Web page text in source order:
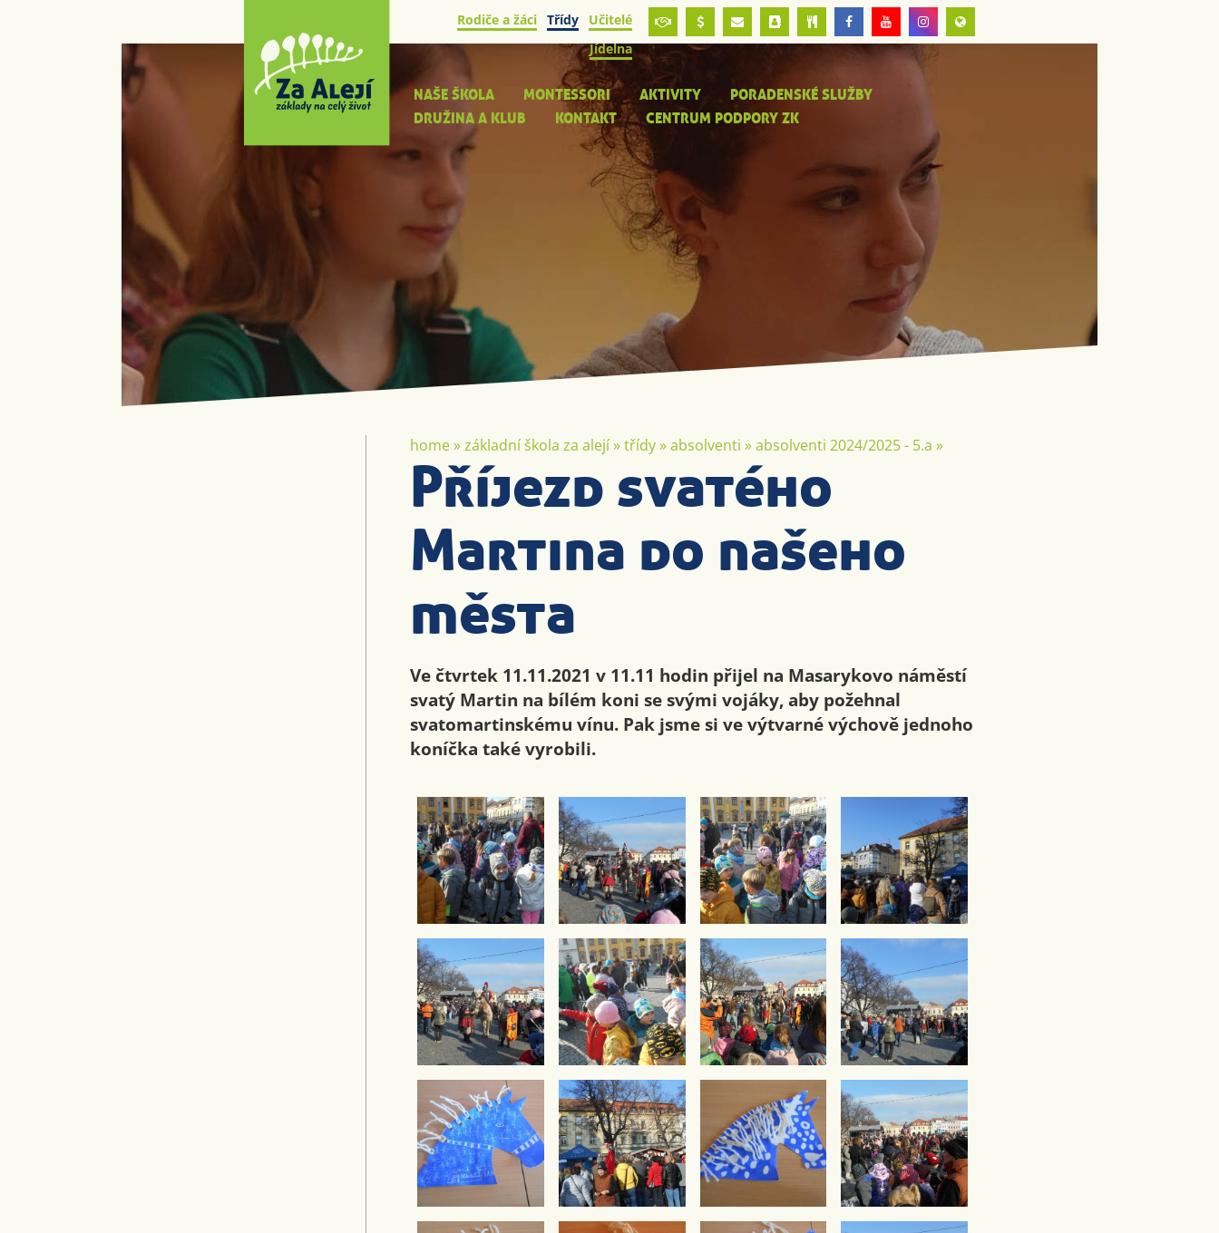
Rodiče a žáci Třídy
Učitelé
Jídelna
NAŠE ŠKOLA MONTESSORI AKTIVITY
PORADENSKÉ SLUŽBY
DRUŽINA A KLUB
KONTAKT CENTRUM PODPORY ZK
home»základní škola za alejí»třídy»absolventi »absolventi 2024/2025 - 5.a »
Příjezd svatého
Martina do našeho
města
Ve čtvrtek 11.11.2021 v 11.11 hodin přijel na Masarykovo náměstí
svatý Martin na bílém koni se svými vojáky, aby požehnal
svatomartinskému vínu. Pak jsme si ve výtvarné výchově jednoho
koníčka také vyrobili.